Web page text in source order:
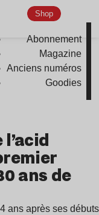
Shop
Abonnement
Magazine
Anciens numéros
Goodies
ans de
ans après ses débuts